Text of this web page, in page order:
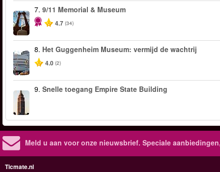
7. 9/11 Memorial & Museum
4.7 (34)
8. Het Guggenheim Museum: vermijd de wachtrij
4.0 (2)
9. Snelle toegang Empire State Building
Meld u aan voor onze nieuwsbrief. Speciale
Ticmate.nl